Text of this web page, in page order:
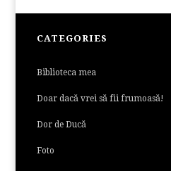
CATEGORIES
Biblioteca mea
Doar dacă vrei să fii frumoasă!
Dor de Ducă
Foto